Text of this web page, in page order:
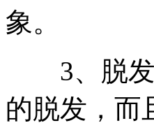
象。
3、脱发
的脱发，而